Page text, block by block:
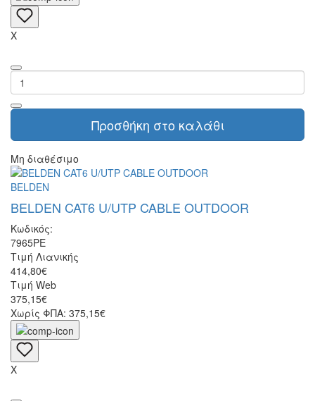
X
Προσθήκη στο καλάθι
Μη διαθέσιμο
BELDEN
BELDEN CAT6 U/UTP CABLE OUTDOOR
Κωδικός:
7965PE
Τιμή Λιανικής
414,80€
Τιμή Web
375,15€
Χωρίς ΦΠΑ: 375,15€
X